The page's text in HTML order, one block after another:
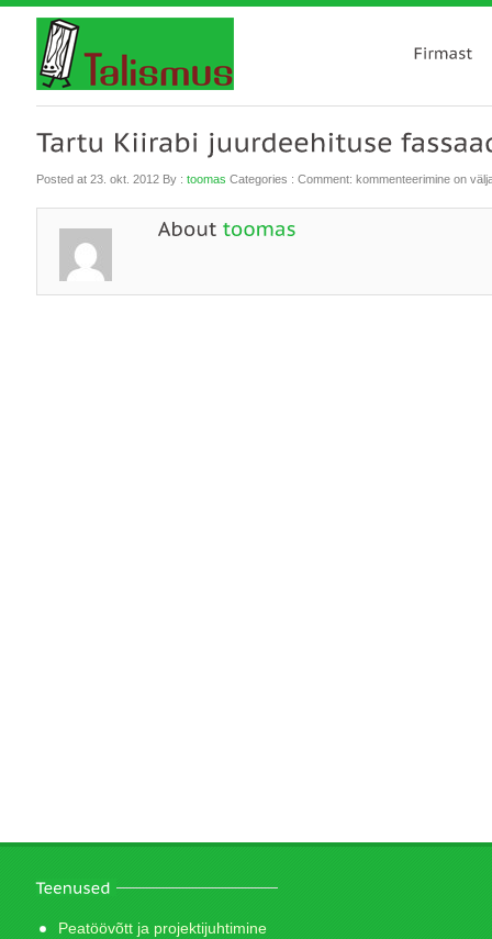
Posted at 23. okt. 2012 By : toomas Categories : Comment: Tartu
kommenteerimine on
Peatöövõtt ja projektijuhtimine